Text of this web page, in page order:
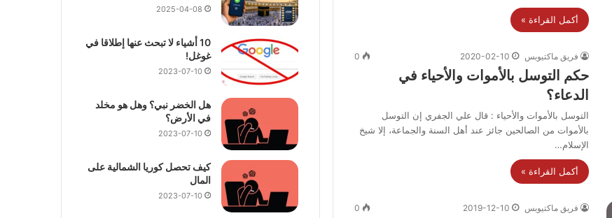
أكمل القراءة »
فريق ماكتيوبس 2020-02-10
0
حكم التوسل بالأموات والأحياء في
الدعاء؟
التوسل بالأموات والأحياء : قال علي الجفري إن التوسل
بالأموات من الصالحين جائز عند أهل السنة والجماعة، إلا شيخ
الإسلام…
أكمل القراءة »
فريق ماكتيوبس 2019-12-10
0
2025-04-08
10 أشياء لا تبحث عنها إطلاقا في
غوغل!
2023-07-10
هل الخضر نبي؟ وهل هو مخلد
في الأرض؟
2023-07-10
كيف تحصل كوريا الشمالية على
المال
2023-07-10